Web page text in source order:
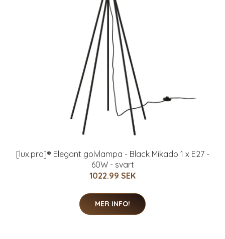
[lux.pro]® Elegant golvlampa - Black Mikado 1 x E27 -
60W - svart
1022.99 SEK
MER INFO!